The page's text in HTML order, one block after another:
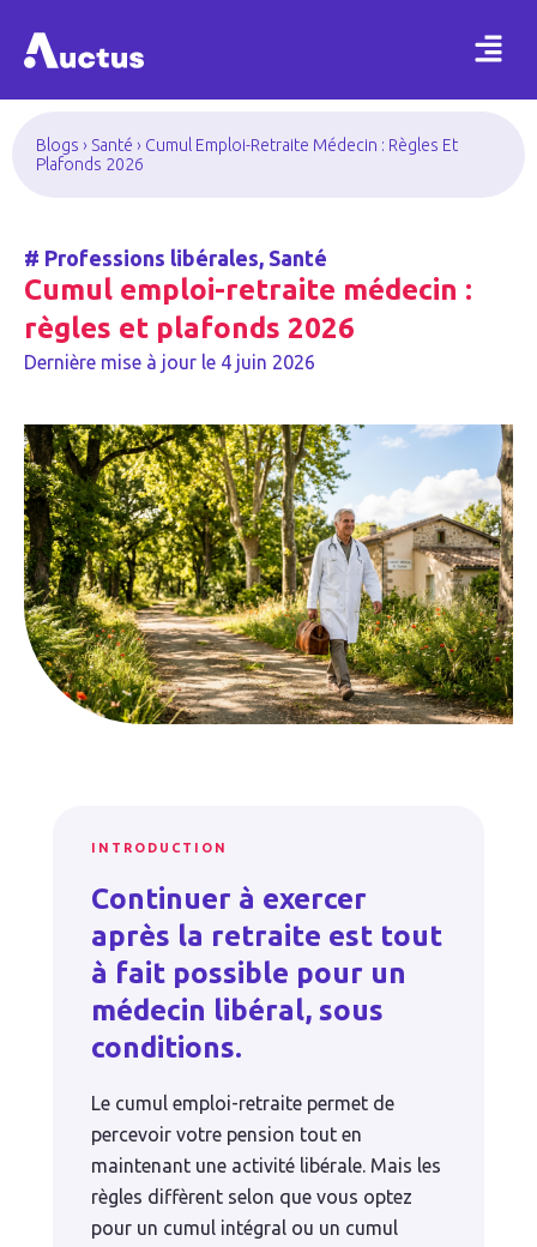
Blogs › Santé › Cumul Emploi-Retraite Médecin : Règles Et
Plafonds 2026
# Professions libérales, Santé
Cumul emploi-retraite médecin :
règles et plafonds 2026
Dernière mise à jour le 4 juin 2026
INTRODUCTION
Continuer à exercer
après la retraite est tout
à fait possible pour un
médecin libéral, sous
conditions.
Le cumul emploi-retraite permet de
percevoir votre pension tout en
maintenant une activité libérale. Mais les
règles diffèrent selon que vous optez
pour un cumul intégral ou un cumul